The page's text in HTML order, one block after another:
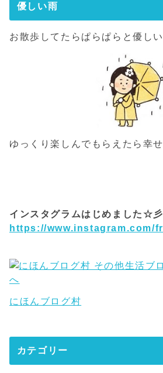
優しい雨
お散歩してたらぱらぱらと優しい
ゆっくり楽しんでもらえたら幸
インスタグラムはじめました☆彡
https://www.instagram.com/
にほんブログ村
カテゴリー